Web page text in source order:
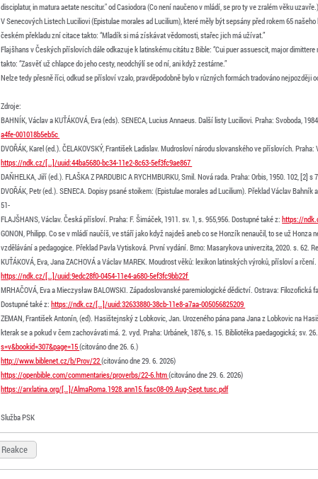
disciplatur, in matura aetate nescitur." od Casiodora (Co není naučeno v mládí, se pro ty ve zralém věku uzavře.).
V Senecových Listech Luciliovi (Epistulae morales ad Lucilium), které měly být sepsány před rokem 65
českém překladu zní citace takto: “Mladík si má získávat vědomosti, stařec jich má užívat.”
Flajšhans v Českých příslovích dále odkazuje k latinskému citátu z Bible: “Cui puer assuescit, major
takto: “Zasvěť už chlapce do jeho cesty, neodchýlí se od ní, ani když zestárne.”
Nelze tedy přesně říci, odkud se přísloví vzalo, pravděpodobně bylo v různých formách tradováno nejpozději
Zdroje:
BAHNÍK, Václav a KUŤÁKOVÁ, Eva (eds). SENECA, Lucius Annaeus. Další listy Luciliovi. Praha: Svoboda,
a4fe-001018b5eb5c
DVOŘÁK, Karel (ed.). ČELAKOVSKÝ, František Ladislav. Mudrosloví národu slovanského ve příslovích.
https://ndk.cz/[…]/uuid:44ba5680-bc34-11e2-8c63-5ef3fc9ae867
DAŇHELKA, Jiří (ed.). FLAŠKA Z PARDUBIC A RYCHMBURKU, Smil. Nová rada. Praha: Orbis, 1950. 102, [2]
DVOŘÁK, Petr (ed.). SENECA. Dopisy psané stoikem: (Epistulae morales ad Lucilium). Překlad Václav
51-
FLAJŠHANS, Václav. Česká přísloví. Praha: F. Šimáček, 1911. sv. 1, s. 955,956. Dostupné také z:https://
GONON, Philipp. Co se v mládí naučíš, ve stáří jako když najdeš aneb co se Honzík nenaučil, to se už
vzdělávání a pedagogice. Překlad Pavla Vytisková. První vydání. Brno: Masarykova univerzita, 2020. s. 62.
KUŤÁKOVÁ, Eva, Jana ZACHOVÁ a Václav MAREK. Moudrost věků: lexikon latinských výroků, přísloví a
https://ndk.cz/[…]/uuid:9edc28f0-0454-11e4-a680-5ef3fc9bb22f
MRHAČOVÁ, Eva a Mieczysław BALOWSKI. Západoslovanské paremiologické dědictví. Ostrava: Filozofická
Dostupné také z:https://ndk.cz/[…]/uuid:32633880-38cb-11e8-a7aa-005056825209
ZEMAN, František Antonín, (ed). Hasištejnský z Lobkovic, Jan. Urozeného pána pana Jana z Lobkovic na
kterak se a pokud v čem zachovávati má. 2. vyd. Praha: Urbánek, 1876, s. 15. Bibliotéka paedagogická; sv.
s=v&bookid=307&page=15(citováno dne 26. 6.)
http://www.biblenet.cz/b/Prov/22(citováno dne 29. 6. 2026)
https://openbible.com/commentaries/proverbs/22-6.htm(citováno dne 29. 6. 2026)
https://arxlatina.org/[…]/AlmaRoma.1928.ann15.fasc08-09.Aug-Sept.tusc.pdf
Služba PSK
Reakce